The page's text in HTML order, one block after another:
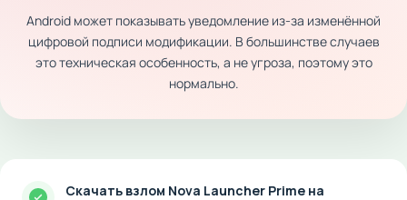
Android может показывать уведомление из-за изменённой
цифровой подписи модификации. В большинстве случаев
это техническая особенность, а не угроза, поэтому это
нормально.
Скачать взлом Nova Launcher Prime на